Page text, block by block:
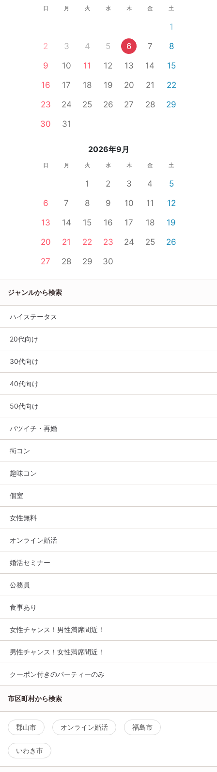
日 月 火 水 木 金 土
1
2
3 4 5 6 7
8
9
10 11 12 13 14
15
16
17 18 19 20 21
22
23
24 25 26 27 28
29
30
31
2026年9月
日 月 火 水 木 金 土
1 2 3 4
5
6
7 8 9 10 11
12
13
14 15 16 17 18
19
20
21 22 23 24 25
26
27
28 29 30
ジャンルから検索
ハイステータス
20代向け
30代向け
40代向け
50代向け
バツイチ・再婚
街コン
趣味コン
個室
女性無料
オンライン婚活
婚活セミナー
公務員
食事あり
女性チャンス！男性満席間近！
男性チャンス！女性満席間近！
クーポン付きのパーティーのみ
市区町村から検索
郡山市 オンライン婚活 福島市
いわき市